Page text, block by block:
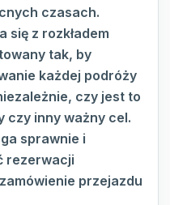
czasach.
się z rozkładem
tak, by
każdej podróży
czy jest to
czy inny ważny cel.
sprawnie i
rezerwacji
przejazdu